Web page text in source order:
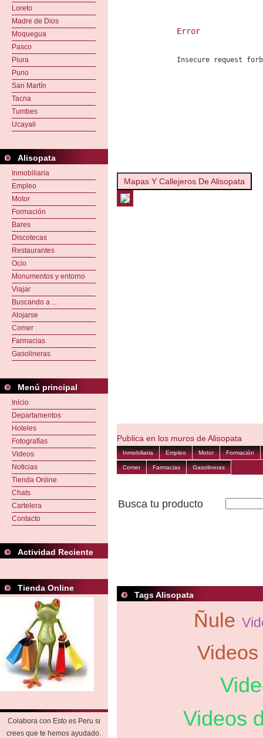
Loreto
Madre de Dios
Moquegua
Pasco
Piura
Puno
San Martín
Tacna
Tumbes
Ucayali
Alisopata
Inmobiliaria
Empleo
Motor
Formación
Bares
Discotecas
Restaurantes
Ocio
Monumentos y entorno
Viajar
Buscando a ...
Alojarse
Comer
Farmacias
Gasolineras
Menú principal
Inicio
Departamentos
Hoteles
Fotografías
Videos
Noticias
Tienda Online
Chats
Cartelera
Contacto
Actividad Reciente
Tienda Online
Colabora con Esto es Peru si
crees que te hemos ayudado.
Error
Insecure request
Mapas Y Callejeros De Alisopata
Publica en los muros de Alisopata
Inmobiliaria Empleo Motor Formación
Comer Farmacias Gasolineras
Busca tu producto
Tags Alisopata
Ñule
Videos